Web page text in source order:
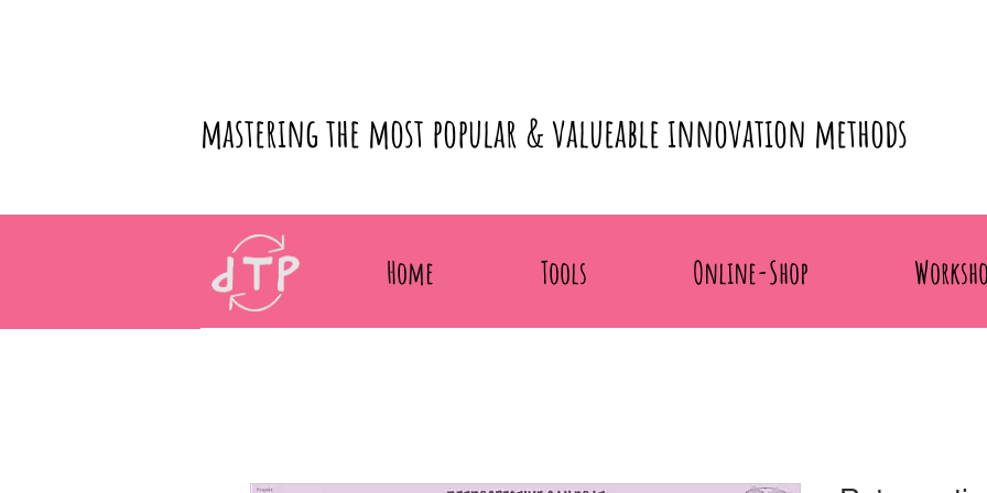
mastering the most popular & valueable innovation methods
Home Tools Online-Shop